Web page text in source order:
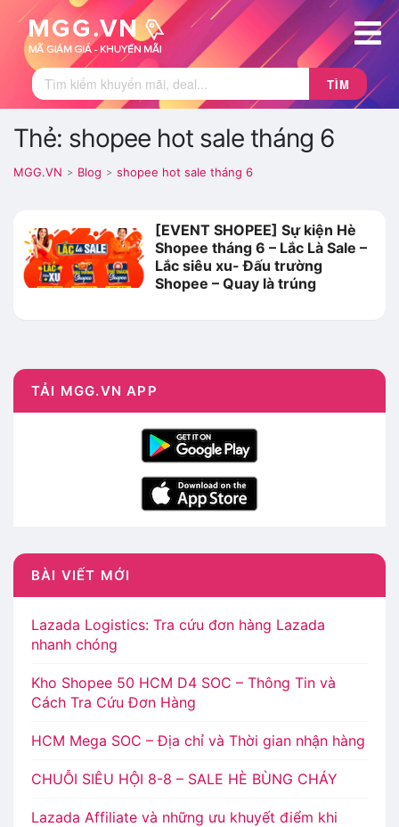
TÌM
Thẻ: shopee hot sale tháng 6
MGG.VN > Blog > shopee hot sale tháng 6
[EVENT SHOPEE] Sự kiện Hè
Shopee tháng 6 – Lắc Là Sale –
Lắc siêu xu- Đấu trường
Shopee – Quay là trúng
TẢI MGG.VN APP
BÀI VIẾT MỚI
Lazada Logistics: Tra cứu đơn hàng Lazada
nhanh chóng
Kho Shopee 50 HCM D4 SOC – Thông Tin và
Cách Tra Cứu Đơn Hàng
HCM Mega SOC – Địa chỉ và Thời gian nhận hàng
CHUỖI SIÊU HỘI 8-8 – SALE HÈ BÙNG CHÁY
Lazada Affiliate và những ưu khuyết điểm khi